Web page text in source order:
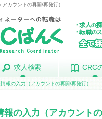
カウントの再開/再発行）
求人検索
求人検索 CRC
CRC
報の入力（アカウントの再開/再発行）
報の入力（アカウントの